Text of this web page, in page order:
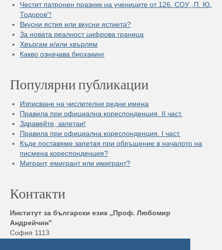
Честит патронен празник на учениците от 126. СОУ „П. Ю.
Тодоров“!
Вкусни ястия или вкусни ястиета?
За новата реалност цифрова граница
Хвъргам и/или хвърлям
Какво означава биохакинг
Популярни публикации
Изписване на числителни редни имена
Правила при официална кореспонденция. II част.
Здравейте, запетаи!
Правила при официална кореспонденция. I част.
Къде поставяме запетая при обръщение в началото на
писмена кореспонденция?
Мигрант, емигрант или имигрант?
Контакти
Институт за български език „Проф. Любомир
Андрейчин”
София 1113